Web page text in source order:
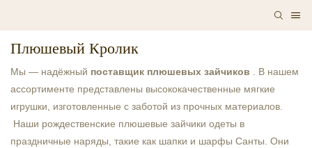
Плюшевый Кролик
Мы — надёжный поставщик плюшевых зайчиков . В нашем
ассортименте представлены высококачественные мягкие
игрушки, изготовленные с заботой из прочных материалов.
праздничные наряды, такие как шапки и шарфы Санты. Они